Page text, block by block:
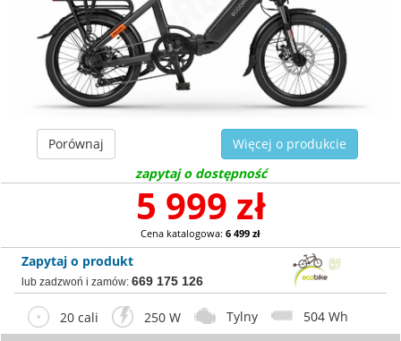
Porównaj
Więcej o produkcie
zapytaj o dostępność
5 999 zł
Cena katalogowa: 6 499 zł
Zapytaj o produkt
lub zadzwoń i zamów: 669 175 126
20 cali 250 W Tylny 504 Wh